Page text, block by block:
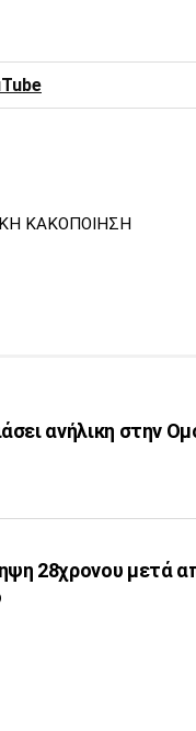
ΚΑΚΟΠΟΙΗΣΗ
ανήλικη στην
28χρονου μετά